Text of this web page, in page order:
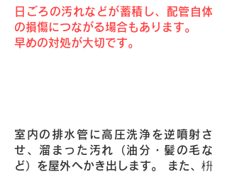
日ごろの汚れなどが蓄積し、配管自体
の損傷につながる場合もあります。
早めの対処が大切です。
室内の排水管に高圧洗浄を逆噴射さ
せ、溜まった汚れ（油分・髪の毛な
ど）を屋外へかき出します。 また、枡